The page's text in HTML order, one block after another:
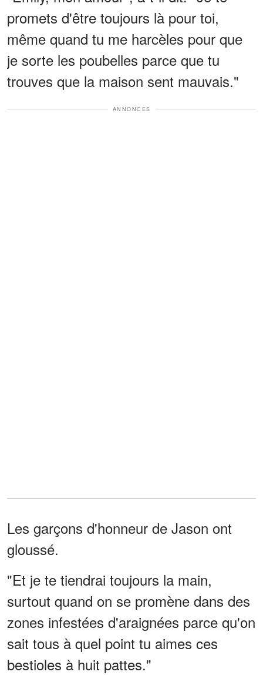
promets d'être toujours là pour toi,
même quand tu me harcèles pour que
je sorte les poubelles parce que tu
trouves que la maison sent mauvais."
ANNONCES
Les garçons d'honneur de Jason ont
gloussé.
"Et je te tiendrai toujours la main,
surtout quand on se promène dans des
zones infestées d'araignées parce qu'on
sait tous à quel point tu aimes ces
bestioles à huit pattes."